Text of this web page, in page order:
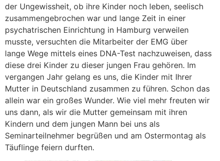
der Ungewissheit, ob ihre Kinder noch leben, seelisch
zusammengebrochen war und lange Zeit in einer
psychatrischen Einrichtung in Hamburg verweilen
musste, versuchten die Mitarbeiter der EMG über
lange Wege mittels eines DNA-Test nachzuweisen, dass
diese drei Kinder zu dieser jungen Frau gehören. Im
vergangen Jahr gelang es uns, die Kinder mit Ihrer
Mutter in Deutschland zusammen zu führen. Schon das
allein war ein großes Wunder. Wie viel mehr freuten wir
uns dann, als wir die Mutter gemeinsam mit ihren
Kindern und dem jungen Mann bei uns als
Seminarteilnehmer begrüßen und am Ostermontag als
Täuflinge feiern durften.